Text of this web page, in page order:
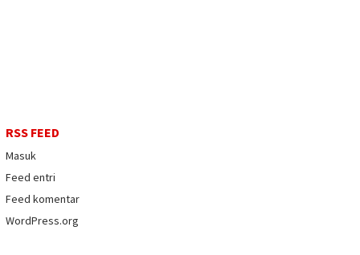
RSS FEED
Masuk
Feed entri
Feed komentar
WordPress.org